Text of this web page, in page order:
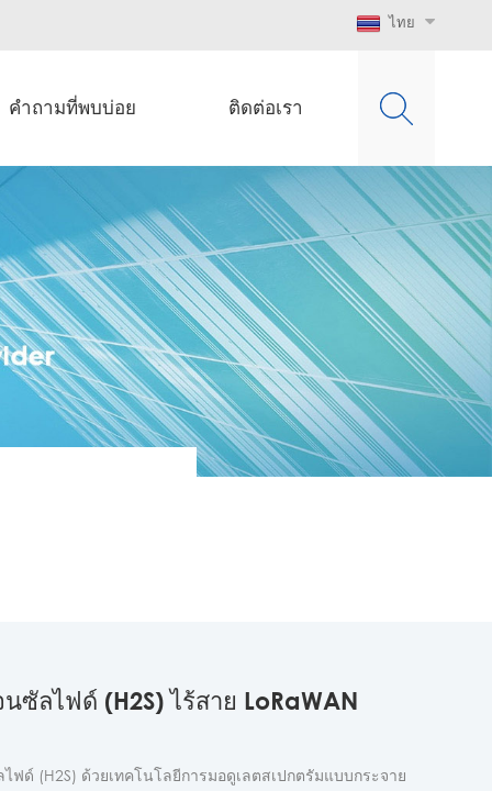
ไทย
คำถามที่พบบ่อย ติดต่อเรา
ซัลไฟด์ (H2S) ไร้สาย LoRaWAN
ฟด์ (H2S) ด้วยเทคโนโลยีการมอดูเลตสเปกตรัมแบบกระจาย